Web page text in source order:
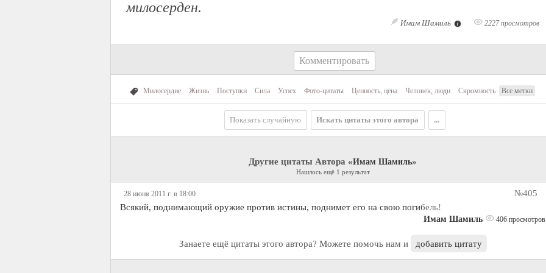
милосерден.
Имам Шамиль 2227 просмотров
Комментировать
Милосердие Жизнь Поступки Сила Успех Фото-цитаты Ценность, цена Человек, люди Скромность Все метки
Показать случайную Искать цитаты этого автора ...
Другие цитаты Автора «Имам Шамиль»
Нашлось ещё 1 результат
28 июня 2011 г. в 18:00
№405
Всякий, поднимающий оружие против истины, поднимет его на свою погибель!
Имам Шамиль 406 просмотров
Занаете ещё цитаты этого автора? Можете помочь нам и добавить цитату